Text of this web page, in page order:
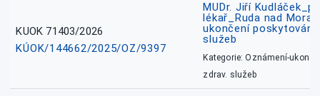
KUOK 71403/2026
KÚOK/144662/2025/OZ/9397
MUDr. Jiří
lékař_Ruda nad
ukončení
služeb
Kategorie: Oznámení-
zdrav. služeb